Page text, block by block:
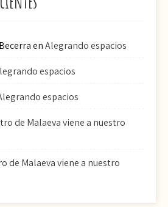
enAlegrando espacios
espacios
espacios
de Malaeva viene a nuestro
de Malaeva viene a nuestro